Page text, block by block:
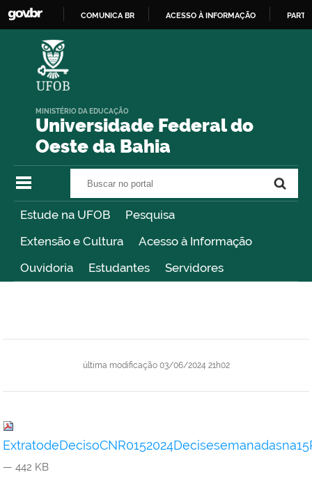
COMUNICA BR ACESSO À INFORMAÇÃO
Universidade Federal do
Oeste da Bahia
MINISTÉRIO DA EDUCAÇÃO
Estude na UFOB
Pesquisa
Extensão e Cultura
Acesso à Informação
Ouvidoria
Estudantes Servidores
última modificação03/06/2024 21h02
— 442 KB